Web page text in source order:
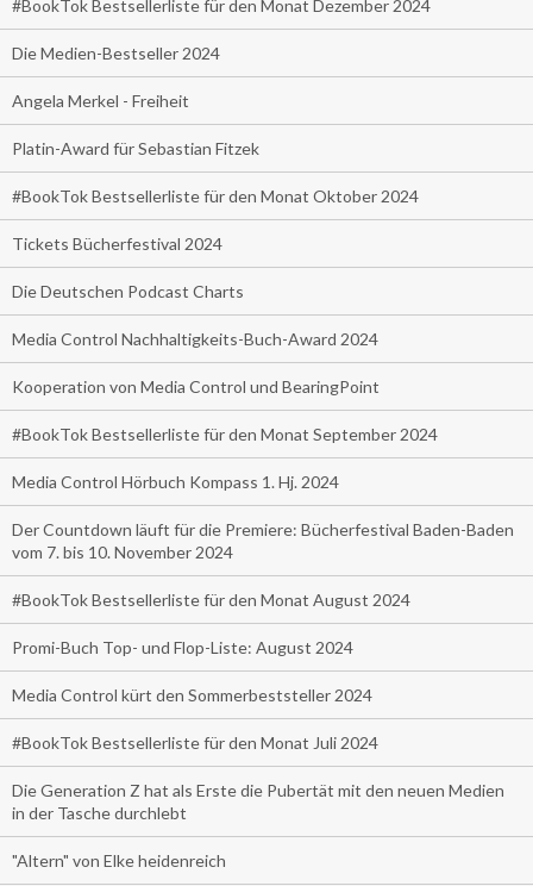
#BookTok Bestsellerliste für den Monat Dezember 2024
Die Medien-Bestseller 2024
Angela Merkel - Freiheit
Platin-Award für Sebastian Fitzek
#BookTok Bestsellerliste für den Monat Oktober 2024
Tickets Bücherfestival 2024
Die Deutschen Podcast Charts
Media Control Nachhaltigkeits-Buch-Award 2024
Kooperation von Media Control und BearingPoint
#BookTok Bestsellerliste für den Monat September 2024
Media Control Hörbuch Kompass 1. Hj. 2024
Der Countdown läuft für die Premiere: Bücherfestival Baden-Baden
vom 7. bis 10. November 2024
#BookTok Bestsellerliste für den Monat August 2024
Promi-Buch Top- und Flop-Liste: August 2024
Media Control kürt den Sommerbeststeller 2024
#BookTok Bestsellerliste für den Monat Juli 2024
Die Generation Z hat als Erste die Pubertät mit den neuen Medien
in der Tasche durchlebt
"Altern" von Elke heidenreich